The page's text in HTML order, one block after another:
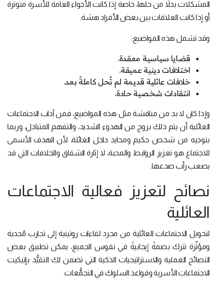
المشكلات بدلاً من حلها، خاصة إذا كانت الأجواء العامة للأسرة متوترة
أو إذا كانت العلاقات بين بعض الأفراد هشة.
وقد تشمل هذه المواضيع:
قضايا سياسية معقدة.
اختلافات دينية عميقة.
خلافات عائلية قديمة لم تُحل كاملةً بعد.
انتقادات شخصية حادة.
وإذا كان لا بد من مناقشة مثل هذه المواضيع، فمن آداب الاجتماعات
العائلية أن يتم ذلك بروح من الهدوء الشديد، والتفهم المتبادل، وربما
بتوجيه من شخص حكيم ومحايد داخل العائلة، لأن الهدف الأسمى
للاجتماع هو تعزيز الروابط والمحبة، لا إثارة الشقاق والخلافات التي قد
يصعب رأب صدعها.
نصائح لتعزيز فعالية الاجتماعات
العائلية
لتحويل الاجتماعات العائلية من مجرد لقاءات روتينية إلى تجارب مُجدية
ومؤثّرة تترك بصمةً إيجابيةً في نفوس الجميع، يمكن تطبيق بعض
النصائح العملية والاستراتيجيات الذكية التي تضمن لك التقيُّد بإتيكيت
الاجتماعات الأسرية وقواعد السلوك في التجمُّعات.